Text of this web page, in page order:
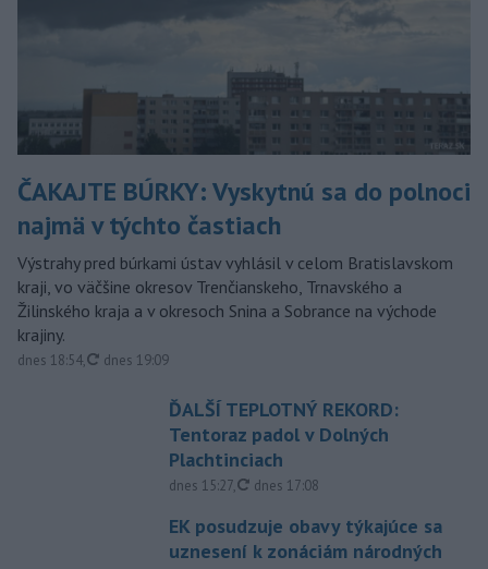
ČAKAJTE BÚRKY: Vyskytnú sa do polnoci
najmä v týchto častiach
Výstrahy pred búrkami ústav vyhlásil v celom Bratislavskom
kraji, vo väčšine okresov Trenčianskeho, Trnavského a
Žilinského kraja a v okresoch Snina a Sobrance na východe
krajiny.
dnes 18:54, aktualizované
dnes 19:09
ĎALŠÍ TEPLOTNÝ REKORD:
Tentoraz padol v Dolných
Plachtinciach
dnes 15:27, aktualizované
dnes 17:08
EK posudzuje obavy týkajúce sa
uznesení k zonáciám národných